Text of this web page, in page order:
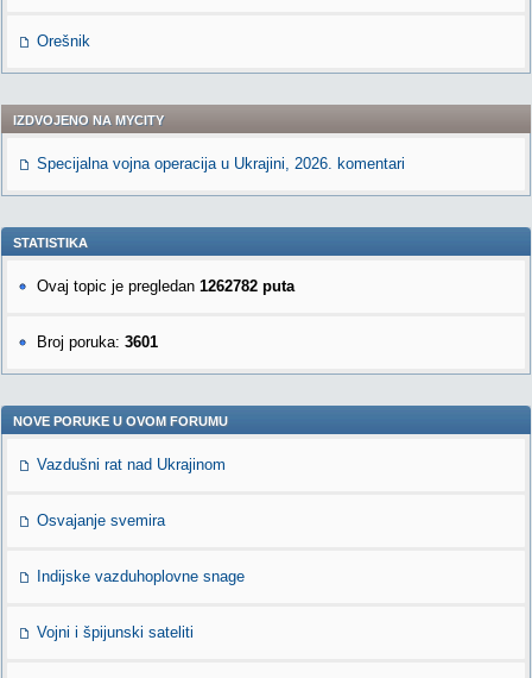
Orešnik
IZDVOJENO NA MYCITY
Specijalna vojna operacija u Ukrajini, 2026. komentari
STATISTIKA
Ovaj topic je pregledan 1262782 puta
Broj poruka: 3601
NOVE PORUKE U OVOM FORUMU
Vazdušni rat nad Ukrajinom
Osvajanje svemira
Indijske vazduhoplovne snage
Vojni i špijunski sateliti